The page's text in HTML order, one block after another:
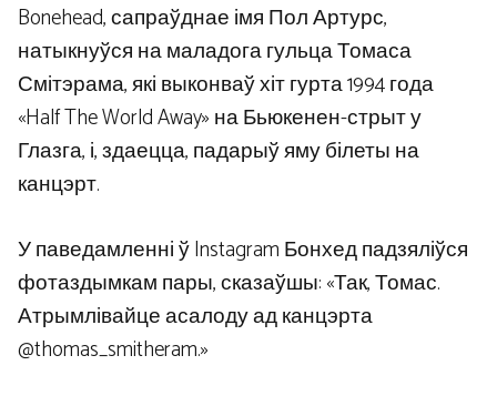
Bonehead, сапраўднае імя Пол Артурс,
натыкнуўся на маладога гульца Томаса
Смітэрама, які выконваў хіт гурта 1994 года
«Half The World Away» на Бьюкенен-стрыт у
Глазга, і, здаецца, падарыў яму білеты на
канцэрт.
У паведамленні ў Instagram Бонхед падзяліўся
фотаздымкам пары, сказаўшы: «Так, Томас.
Атрымлівайце асалоду ад канцэрта
@thomas_smitheram.»